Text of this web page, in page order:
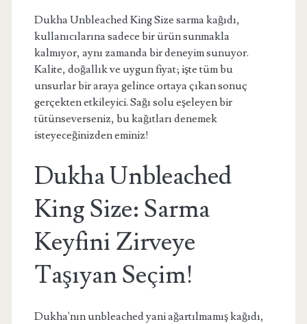
Dukha Unbleached King Size sarma kağıdı,
kullanıcılarına sadece bir ürün sunmakla
kalmıyor, aynı zamanda bir deneyim sunuyor.
Kalite, doğallık ve uygun fiyat; işte tüm bu
unsurlar bir araya gelince ortaya çıkan sonuç
gerçekten etkileyici. Sağı solu eşeleyen bir
tütünseverseniz, bu kağıtları denemek
isteyeceğinizden eminiz!
Dukha Unbleached
King Size: Sarma
Keyfini Zirveye
Taşıyan Seçim!
Dukha'nın unbleached yani ağartılmamış kağıdı,